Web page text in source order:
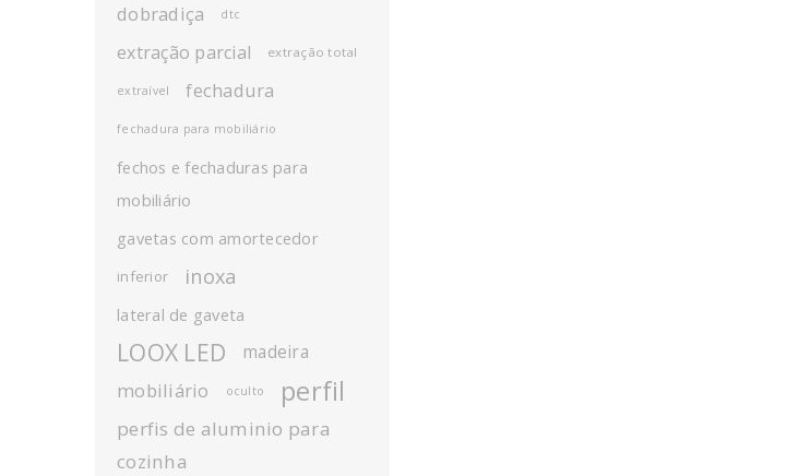
dobradiça dtc
extração parcial extração total
extraível fechadura
fechadura para mobiliário
fechos e fechaduras para
mobiliário
gavetas com amortecedor
inferior inoxa
lateral de gaveta
LOOX LED madeira
mobiliário oculto perfil
perfis de aluminio para
cozinha